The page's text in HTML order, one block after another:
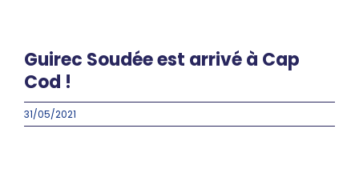
Guirec Soudée est arrivé à Cap
Cod !
31/05/2021